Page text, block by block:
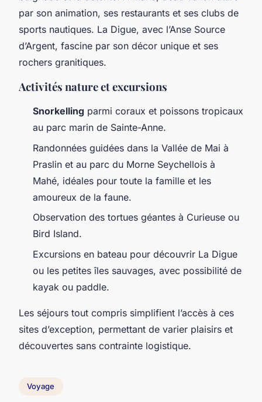
par son animation, ses restaurants et ses clubs de
sports nautiques. La Digue, avec l’Anse Source
d’Argent, fascine par son décor unique et ses
rochers granitiques.
Activités nature et excursions
Snorkelling parmi coraux et poissons tropicaux
au parc marin de Sainte-Anne.
Randonnées guidées dans la Vallée de Mai à
Praslin et au parc du Morne Seychellois à
Mahé, idéales pour toute la famille et les
amoureux de la faune.
Observation des tortues géantes à Curieuse ou
Bird Island.
Excursions en bateau pour découvrir La Digue
ou les petites îles sauvages, avec possibilité de
kayak ou paddle.
Les séjours tout compris simplifient l’accès à ces
sites d’exception, permettant de varier plaisirs et
découvertes sans contrainte logistique.
Voyage